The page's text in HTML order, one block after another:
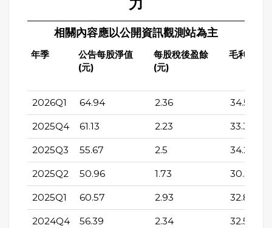
相關內容應以公開資訊觀測站為主
年季
公告每股淨值
(元)
每股稅後盈餘
(元)
毛利率(%)
2026Q1 64.94 2.36 34.5
2025Q4 61.13 2.23 33.35
2025Q3 55.67 2.5 34.21
2025Q2 50.96 1.73 30.32
2025Q1 60.57 2.93 32.84
2024Q4 56.39 2.34 32.57